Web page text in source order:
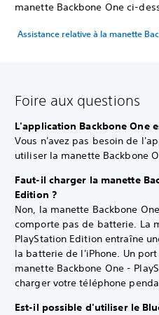
manette Backbone One ci-
Assistance relative à la manette
Foire aux questions
L'application Backbone One
Vous n'avez pas besoin de
utiliser la manette Backbone
Faut-il charger la manette
Edition ?
Non, la manette Backbone
comporte pas de batterie. La
PlayStation Edition entraîne
la batterie de l'iPhone. Un
manette Backbone One -
charger votre téléphone
Est-il possible d'utiliser le